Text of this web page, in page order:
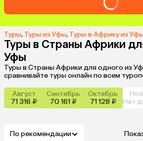
Туры, Туры из Уфы, Туры в Африку из
Туры в Страны Африки
Уфы
Туры в Страны Африки для одного из
сравнивайте туры онлайн по всем
Август
71 316 ₽
Сентябрь
70 161 ₽
Октябрь
71 128 ₽
Нет
По рекомендации